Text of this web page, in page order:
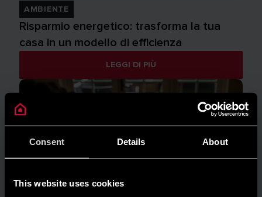
Consent Details About
This website uses cookies
AMBIENTE
Risparmio energetico: trasforma la tua
casa in un modello di efficienza
LEGGI DI PIÙ